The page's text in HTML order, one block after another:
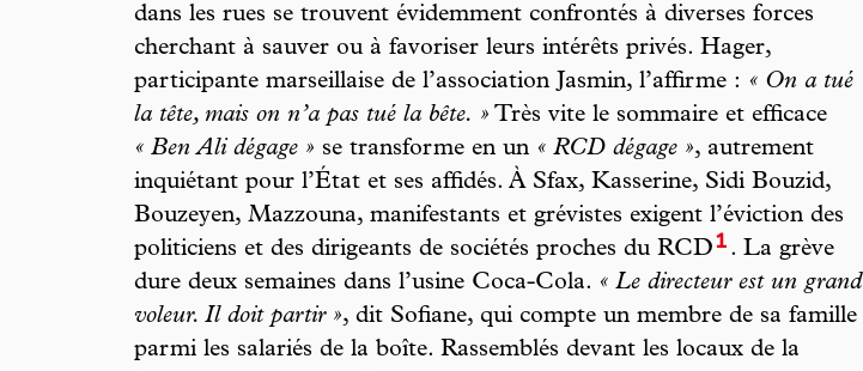
dans les rues se trouvent évidemment confrontés à diverses forces
cherchant à sauver ou à favoriser leurs intérêts privés. Hager,
participante marseillaise de l’association Jasmin, l’affirme : « On a tué
la tête, mais on n’a pas tué la bête. » Très vite le sommaire et efficace
« Ben Ali dégage » se transforme en un « RCD dégage », autrement
inquiétant pour l’État et ses affidés. À Sfax, Kasserine, Sidi Bouzid,
Bouzeyen, Mazzouna, manifestants et grévistes exigent l’éviction des
politiciens et des dirigeants de sociétés proches du RCD1 . La grève
dure deux semaines dans l’usine Coca-Cola. « Le directeur est un grand
voleur. Il doit partir », dit Sofiane, qui compte un membre de sa famille
parmi les salariés de la boîte. Rassemblés devant les locaux de la